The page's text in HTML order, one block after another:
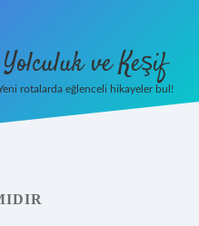
Yolculuk ve Keşif
rotalarda eğlenceli hikayeler bul!